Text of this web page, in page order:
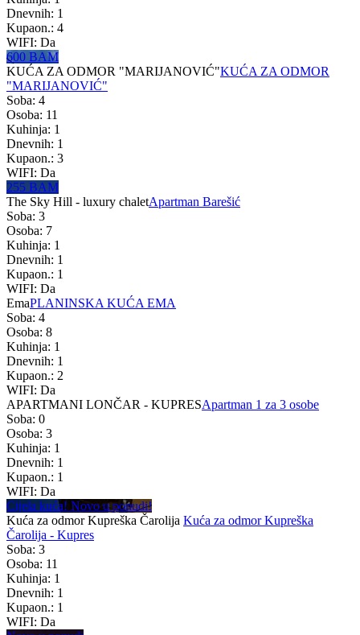
Dnevnih: 1
Kupaon.: 4
WIFI: Da
600 BAM
KUĆA ZA ODMOR "MARIJANOVIĆ"KUĆA ZA ODMOR
"MARIJANOVIĆ"
Soba: 4
Osoba: 11
Kuhinja: 1
Dnevnih: 1
Kupaon.: 3
WIFI: Da
255 BAM
The Sky Hill - luxury chaletApartman Barešić
Soba: 3
Osoba: 7
Kuhinja: 1
Dnevnih: 1
Kupaon.: 1
WIFI: Da
EmaPLANINSKA KUĆA EMA
Soba: 4
Osoba: 8
Kuhinja: 1
Dnevnih: 1
Kupaon.: 2
WIFI: Da
APARTMANI LONČAR - KUPRESApartman 1 za 3 osobe
Soba: 0
Osoba: 3
Kuhinja: 1
Dnevnih: 1
Kupaon.: 1
WIFI: Da
Cijela kuća! Novo u ponudi!
Kuća za odmor Kupreška Čarolija Kuća za odmor Kupreška
Čarolija - Kupres
Soba: 3
Osoba: 11
Kuhinja: 1
Dnevnih: 1
Kupaon.: 1
WIFI: Da